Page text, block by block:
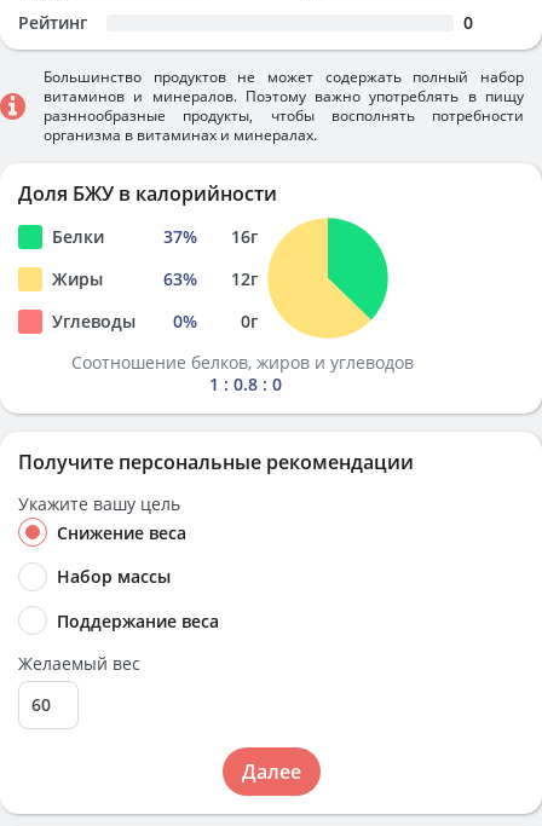
Рейтинг 0
Большинство продуктов не может содержать полный набор
витаминов и минералов. Поэтому важно употреблять в пищу
разннообразные продукты, чтобы восполнять потребности
организма в витаминах и минералах.
Доля БЖУ в калорийности
Белки 37% 16г
Жиры
63% 12г
Углеводы
0% 0г
Соотношение белков, жиров и углеводов
1 : 0.8 : 0
Получите персональные рекомендации
Укажите вашу цель
Снижение веса
Набор массы
Поддержание веса
Желаемый вес
Далее